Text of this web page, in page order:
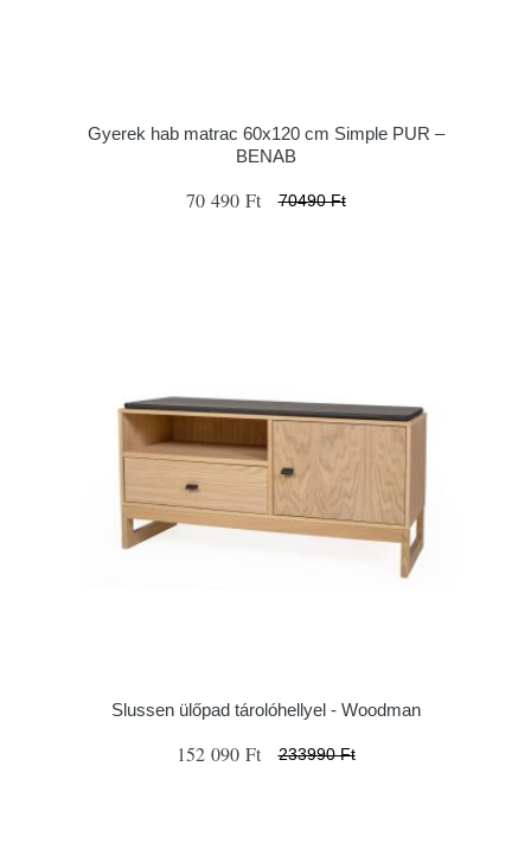
Gyerek hab matrac 60x120 cm Simple PUR –
BENAB
70 490 Ft 70490 Ft
Slussen ülőpad tárolóhellyel - Woodman
152 090 Ft 233990 Ft